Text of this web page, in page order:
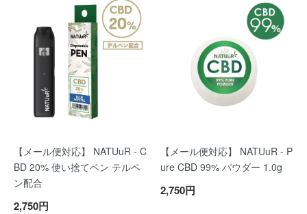
【メール便対応】 NATUuR - C
BD 20% 使い捨てペン テルペ
ン配合
2,750円
【メール便対応】 NATUuR - P
ure CBD 99% パウダー 1.0g
2,750円